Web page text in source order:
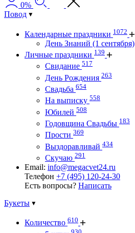
0%
Повод
Календарные праздники 1072
День Знаний (1 сентября)
Личные праздники 139
Свидание 517
День Рождения 263
Свадьба 654
На выписку 558
Юбилей 508
Годовщина Свадьбы 183
Прости 369
Выздоравливай 434
Скучаю 291
Email: info@megacvet24.ru
Телефон +7 (495) 120-24-30
Есть вопросы? Написать
Букеты
Количество 610
930